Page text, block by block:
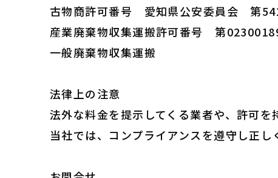
古物商許可番号 愛知県公安委員会 第
産業廃棄物収集運搬許可番号 第
一般廃棄物収集運搬
法律上の注意
法外な料金を提示してくる業者や、許可を
当社では、コンプライアンスを遵守し正